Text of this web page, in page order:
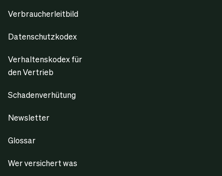
Verbraucherleitbild
Datenschutzkodex
Verhaltenskodex für
den Vertrieb
Schadenverhütung
Newsletter
Glossar
Wer versichert was